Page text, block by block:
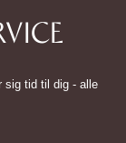
sig tid til dig - alle